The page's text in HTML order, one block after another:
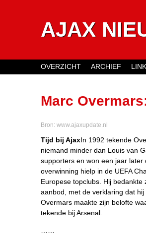
AJAX
Marc
Bron: www.ajaxupdate.nl
Tijd bij AjaxIn 1992 tekende
niemand minder dan Louis van
supporters en won een jaar later
overwinning hielp in de UEFA
Europese topclubs. Hij
aanbod, met de verklaring dat hij
Overmars maakte zijn belofte
tekende bij Arsenal.
OVERZICHT ARCHIEF